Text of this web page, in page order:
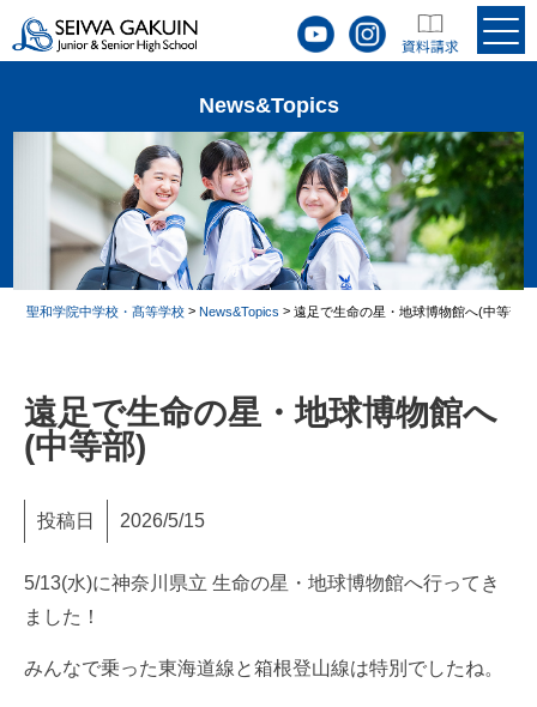
News&Topics
聖和学院中学校・髙等学校 >News&Topics >遠足で生命の星・地球博物館へ(中等部)
遠足で生命の星・地球博物館へ
(中等部)
投稿日 2026/5/15
5/13(水)に神奈川県立 生命の星・地球博物館へ行ってき
ました！
みんなで乗った東海道線と箱根登山線は特別でしたね。